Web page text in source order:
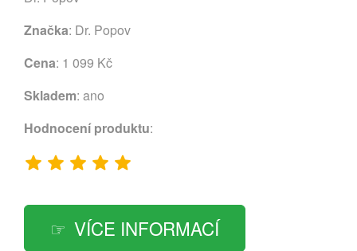
Značka: Dr. Popov
Cena: 1 099 Kč
Skladem: ano
Hodnocení produktu:
VÍCE INFORMACÍ